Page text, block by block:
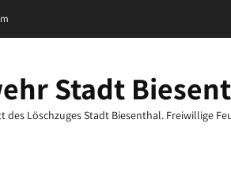
Stadt
des Löschzuges Stadt Biesenthal. Freiwillige